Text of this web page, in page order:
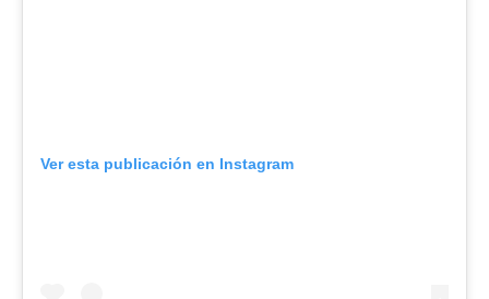
Ver esta publicación en Instagram